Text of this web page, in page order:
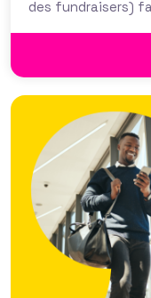
des fundraisers)
électorale,
L’année a été